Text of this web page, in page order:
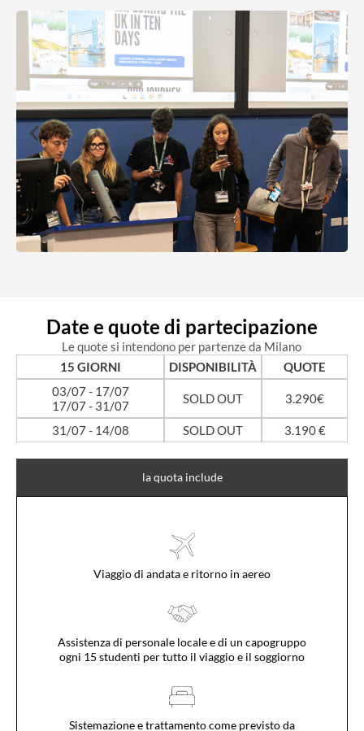
Date e quote di partecipazione
Le quote si intendono per partenze da Milano
15 GIORNI
DISPONIBILITÀ
QUOTE
03/07 - 17/07
17/07 - 31/07
SOLD OUT 3.290€
31/07 - 14/08 SOLD OUT 3.190 €
la quota include
Viaggio di andata e ritorno in aereo
Assistenza di personale locale e di un capogruppo
ogni 15 studenti per tutto il viaggio e il soggiorno
Sistemazione e trattamento come previsto da